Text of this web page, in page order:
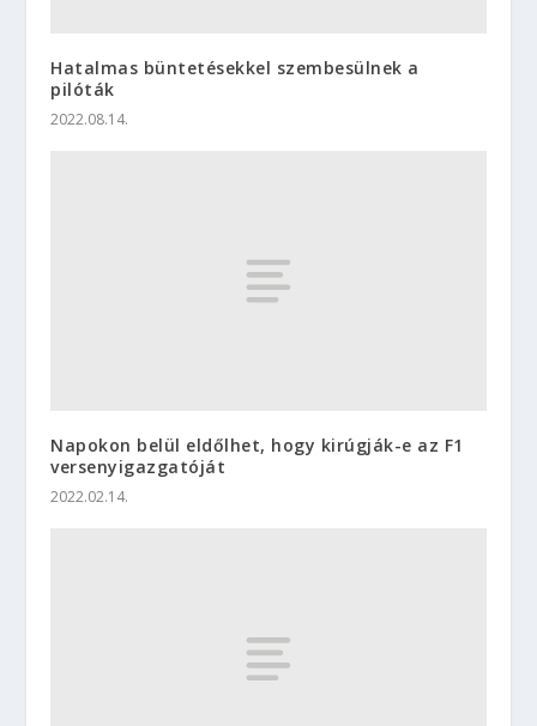
Hatalmas büntetésekkel szembesülnek a
pilóták
2022.08.14.
Napokon belül eldőlhet, hogy kirúgják-e az F1
versenyigazgatóját
2022.02.14.